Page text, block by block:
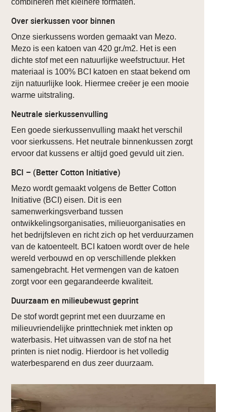
Over sierkussen voor binnen
Onze sierkussens worden gemaakt van Mezo.
Mezo is een katoen van 420 gr./m2. Het is een
dichte stof met een natuurlijke weefstructuur. Het
materiaal is 100% BCI katoen en staat bekend om
zijn natuurlijke look. Hiermee creëer je een mooie
warme uitstraling.
Neutrale sierkussenvulling
Een goede sierkussenvulling maakt het verschil
voor sierkussens. Het neutrale binnenkussen zorgt
ervoor dat kussens er altijd goed gevuld uit zien.
BCI – (Better Cotton Initiative)
Mezo wordt gemaakt volgens de Better Cotton
Initiative (BCI) eisen. Dit is een
samenwerkingsverband tussen
ontwikkelingsorganisaties, milieuorganisaties en
het bedrijfsleven en richt zich op het verduurzamen
van de katoenteelt. BCI katoen wordt over de hele
wereld verbouwd en op verschillende plekken
samengebracht. Het vermengen van de katoen
zorgt voor een gegarandeerde kwaliteit.
Duurzaam en milieubewust geprint
De stof wordt geprint met een duurzame en
milieuvriendelijke printtechniek met inkten op
waterbasis. Het uitwassen van de stof na het
printen is niet nodig. Hierdoor is het volledig
waterbesparend en dus zeer duurzaam.